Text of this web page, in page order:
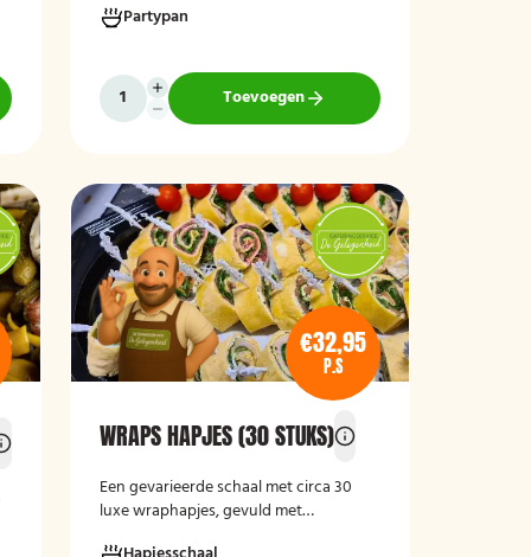
kipborrelsticks, gehaktballetjes en
en-klaar geleverd en hoeft alleen nog
verwarmd te worden, waardoor het
een eenvoudige en praktische
bijeenkomsten.
Partypan
Toevoegen
€32,95
P.S
WRAPS HAPJES (30 STUKS)
Een gevarieerde schaal met circa 30
luxe wraphapjes, gevuld met